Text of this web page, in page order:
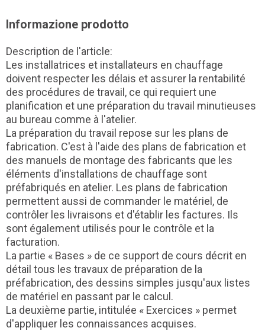
Informazione prodotto
Description de l'article:
Les installatrices et installateurs en chauffage
doivent respecter les délais et assurer la rentabilité
des procédures de travail, ce qui requiert une
planification et une préparation du travail minutieuses
au bureau comme à l'atelier.
La préparation du travail repose sur les plans de
fabrication. C'est à l'aide des plans de fabrication et
des manuels de montage des fabricants que les
éléments d'installations de chauffage sont
préfabriqués en atelier. Les plans de fabrication
permettent aussi de commander le matériel, de
contrôler les livraisons et d'établir les factures. Ils
sont également utilisés pour le contrôle et la
facturation.
La partie « Bases » de ce support de cours décrit en
détail tous les travaux de préparation de la
préfabrication, des dessins simples jusqu'aux listes
de matériel en passant par le calcul.
La deuxième partie, intitulée « Exercices » permet
d'appliquer les connaissances acquises.